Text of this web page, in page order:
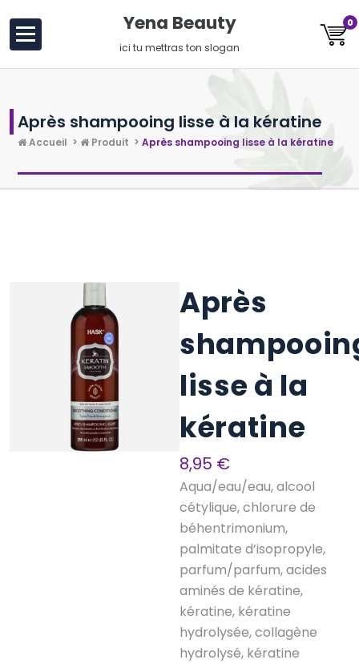
contenu
Yena Beauty
ici tu mettras ton slogan
0
Après shampooing lisse à la kératine
Accueil > Produit > Après shampooing lisse à la kératine
Après
lisse à la
kératine
8,95 €
Aqua/eau/eau, alcool
cétylique, chlorure de
béhentrimonium,
palmitate d’isopropyle,
parfum/parfum, acides
aminés de kératine,
kératine, kératine
hydrolysée, collagène
hydrolysé, kératine